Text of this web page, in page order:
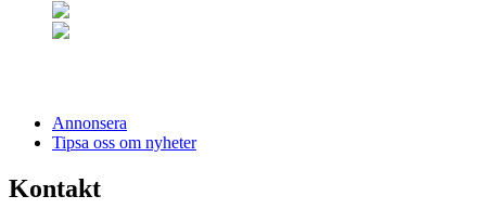
Annonsera
Tipsa oss om nyheter
Kontakt